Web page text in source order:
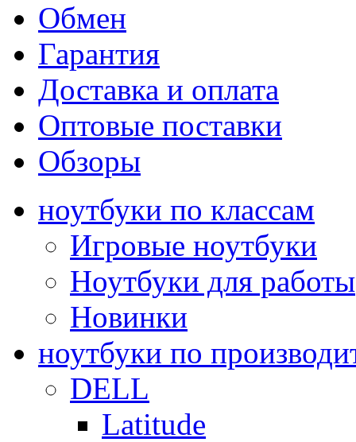
Обмен
Гарантия
Доставка и оплата
Оптовые поставки
Обзоры
ноутбуки по классам
Игровые ноутбуки
Ноутбуки для работы
Новинки
ноутбуки по
DELL
Latitude